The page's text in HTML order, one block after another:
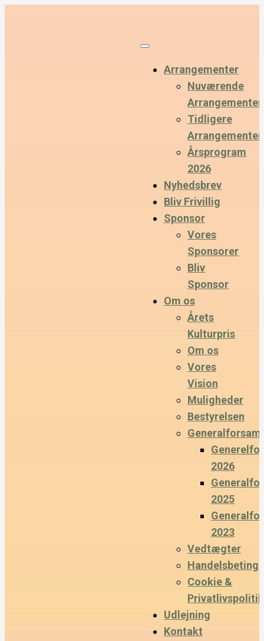
Arrangementer
Nuværende
Arrangementer
Tidligere
Arrangementer
Årsprogram
2026
Nyhedsbrev
Bliv Frivillig
Sponsor
Vores
Sponsorer
Bliv
Sponsor
Om os
Årets
Kulturpris
Om os
Vores
Vision
Muligheder
Bestyrelsen
2026
2025
2023
Vedtægter
Cookie &
Privatlivspolitik
Udlejning
Kontakt